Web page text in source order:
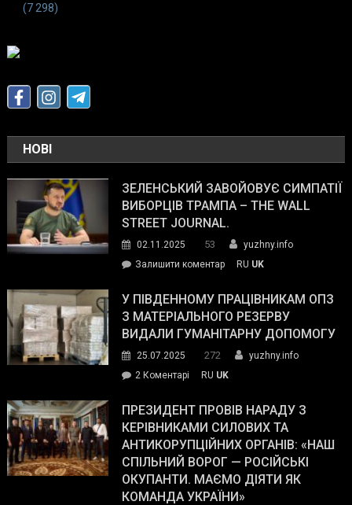
(7 298)
НОВІ
ЗЕЛЕНСЬКИЙ ЗАВОЙОВУЄ СИМПАТІЇ
ВИБОРЦІВ ТРАМПА – THE WALL
STREET JOURNAL.
02.11.2025 53
yuzhny.info
Залишити коментарon
завойовує
симпатії
виборців
The
Street
Journal.
RU UK
У ПІВДЕННОМУ ПРАЦІВНИКАМ ОПЗ
З МАТЕРІАЛЬНОГО РЕЗЕРВУ
ВИДАЛИ ГУМАНІТАРНУ ДОПОМОГУ
25.07.2025 272
yuzhny.info
2 Коментарі
Південному
працівникам
ОПЗ
з
матеріального
резерву
RU UK
ПРЕЗИДЕНТ ПРОВІВ НАРАДУ З
КЕРІВНИКАМИ СИЛОВИХ ТА
АНТИКОРУПЦІЙНИХ ОРГАНІВ: «НАШ
СПІЛЬНИЙ ВОРОГ — РОСІЙСЬКІ
ОКУПАНТИ. МАЄМО ДІЯТИ ЯК
КОМАНДА УКРАЇНИ»